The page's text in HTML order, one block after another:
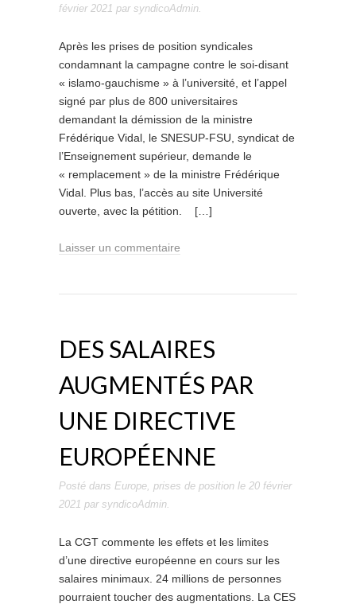
février 2021 par syndicoAdmin.
Après les prises de position syndicales
condamnant la campagne contre le soi-disant
« islamo-gauchisme » à l’université, et l’appel
signé par plus de 800 universitaires
demandant la démission de la ministre
Frédérique Vidal, le SNESUP-FSU, syndicat de
l’Enseignement supérieur, demande le
« remplacement » de la ministre Frédérique
Vidal. Plus bas, l’accès au site Université
ouverte, avec la pétition. […]
Laisser un commentaire
DES SALAIRES
AUGMENTÉS PAR
UNE DIRECTIVE
EUROPÉENNE
Posté dans Europe, prises de position le 20 février
2021 par syndicoAdmin.
La CGT commente les effets et les limites
d’une directive européenne en cours sur les
salaires minimaux. 24 millions de personnes
pourraient toucher des augmentations. La CES